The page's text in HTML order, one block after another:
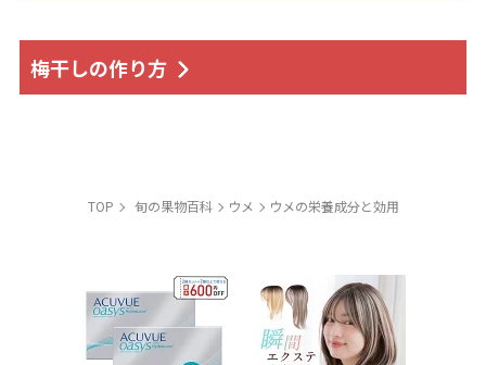
梅干しの作り方
TOP 旬の果物百科 ウメ ウメの栄養成分と効用